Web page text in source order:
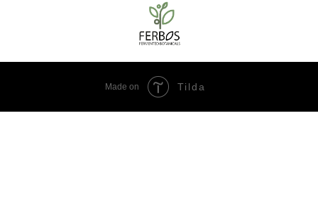
Made on Tilda